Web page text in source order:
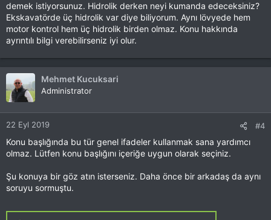
demek istiyorsunuz. Hidrolik derken neyi kumanda edeceksiniz?
Ekskavatörde üç hidrolik var diye biliyorum. Aynı lövyede hem
motor kontrol hem üç hidrolik birden olmaz. Konu hakkında
ayrıntılı bilgi verebilirseniz iyi olur.
Mehmet Kucuksari
Administrator
22 Eyl 2019 #4
Konu başlığında bu tür genel ifadeler kullanmak sana yardımcı
olmaz. Lütfen konu başlığını içeriğe uygun olarak seçiniz.
Şu konuya bir göz atın isterseniz. Daha önce bir arkadaş da aynı
soruyu sormuştu.